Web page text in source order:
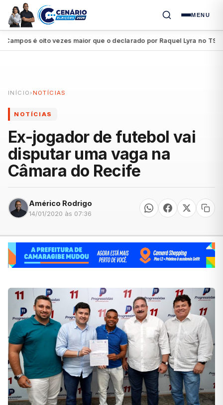
MENU
é oito vezes maior que o declarado por Raquel Lyra no TSE●
INÍCIO › NOTÍCIAS
NOTÍCIAS
Ex-jogador de futebol vai
disputar uma vaga na
Câmara do Recife
Américo Rodrigo
14/01/2020 às 07:36